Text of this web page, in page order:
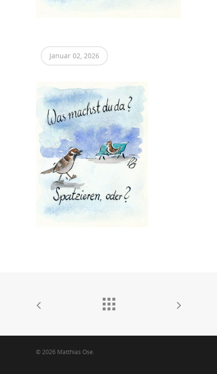
Januar 02, 2026
© 2026 Matthias Ose.